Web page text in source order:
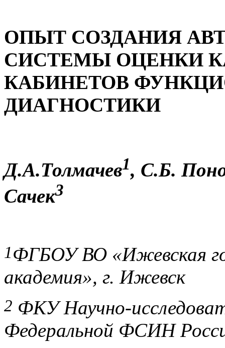
ОПЫТ СОЗДАНИЯ
СИСТЕМЫ ОЦЕНКИ
КАБИНЕТОВ
ДИАГНОСТИКИ
Д.А.Толмачев1, С.Б.
Сачек3
1ФГБОУ ВО «Ижевская
академия», г. Ижевск
2 ФКУ Научно-
Федеральной ФСИН